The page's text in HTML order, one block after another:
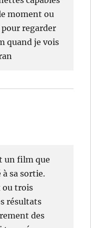
moment ou
pour regarder
quand je vois
un film que
à sa sortie.
ou trois
résultats
des